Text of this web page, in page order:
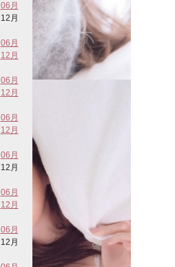
06月
12月
06月
12月
06月
12月
06月
12月
06月
12月
06月
12月
06月
12月